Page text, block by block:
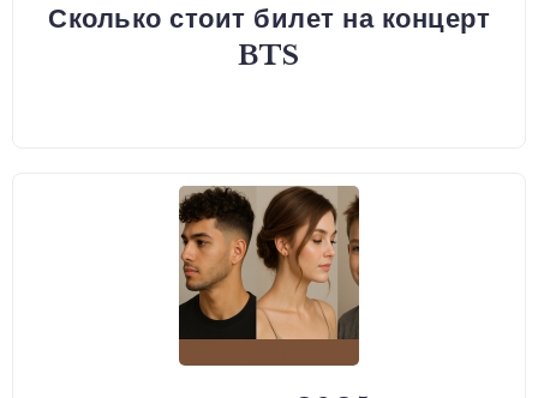
Сколько стоит билет на концерт
BTS